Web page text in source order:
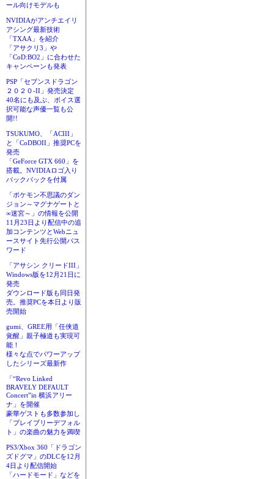
ール向けモデルも
NVIDIAがアンチエイリ
アシング最新技術
「TXAA」を紹介
「アサクリ3」や
「CoD:BO2」に合わせた
キャンペーンも発表
PSP「セブンスドラゴン
２０２０-II」発売決定
40名にも及ぶ、ボイス選
択可能な声優一覧も公
開!!
TSUKUMO、「ACIII」
と「CoDBOII」推奨PCを
発売
「GeForce GTX 660」を
搭載。NVIDIAロゴ入り
バックパックを付属
「ポケモン不思議のダン
ジョン～マグナゲートと
∞迷宮～」の情報を公開
11月23日より配信中の追
加コンテンツとWebニュ
ースサイト先行公開パス
ワード
「アサシン クリードIII」
Windows版を12月21日に
発売
ダウンロード版も同日発
売。推奨PCを本日より販
売開始
gumi、GREE用「任侠道
覚醒」親子極道も実現可
能！
様々な点でパワーアップ
したシリーズ最新作
「“Revo Linked
BRAVELY DEFAULT
Concert”in 横浜アリー
ナ」を開催
豪華ゲストも多数参加し
「ブレイブリーデフォル
ト」の楽曲の魅力を満喫
PS3/Xbox 360「ドラゴン
ズドグマ」のDLCを12月
4日より配信開始
「ハードモード」などを